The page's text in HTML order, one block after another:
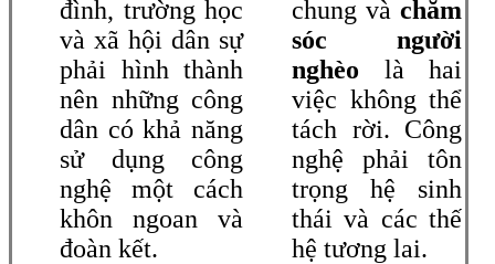
đình, trường học
và xã hội dân sự
phải hình thành
nên những công
dân có khả năng
sử dụng công
nghệ một cách
khôn ngoan và
đoàn kết.
chung và chăm
sóc người
nghèo là hai
việc không thể
tách rời. Công
nghệ phải tôn
trọng hệ sinh
thái và các thế
hệ tương lai.